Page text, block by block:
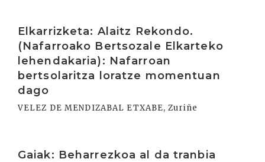
Elkarrizketa: Alaitz Rekondo.
(Nafarroako Bertsozale Elkarteko
lehendakaria): Nafarroan
bertsolaritza loratze momentuan
dago
VELEZ DE MENDIZABAL ETXABE, Zuriñe
Gaiak: Beharrezkoa al da tranbia